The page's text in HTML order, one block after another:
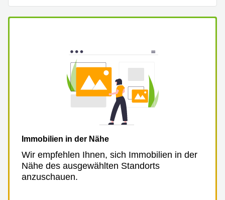
Basel
Center
Immobilien in der Nähe
Wir empfehlen Ihnen, sich Immobilien in der
Nähe des ausgewählten Standorts
anzuschauen.